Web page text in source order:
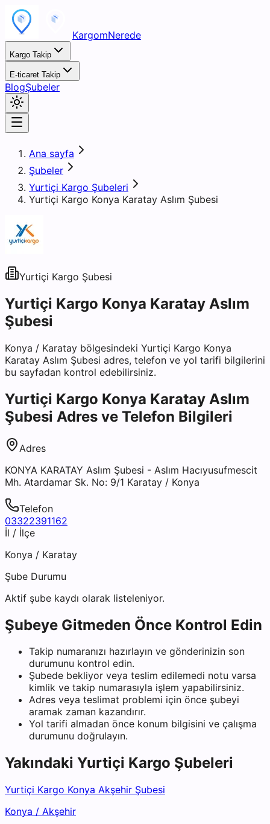
KargomNerede
Kargo Takip
E-ticaret Takip
BlogŞubeler
Ana sayfa
Şubeler
Yurtiçi Kargo Şubeleri
Yurtiçi Kargo Konya Karatay Aslım Şubesi
Yurtiçi Kargo Şubesi
Yurtiçi Kargo Konya Karatay Aslım
Şubesi
Konya / Karatay bölgesindeki Yurtiçi Kargo Konya
Karatay Aslım Şubesi adres, telefon ve yol tarifi bilgilerini
bu sayfadan kontrol edebilirsiniz.
Yurtiçi Kargo Konya Karatay Aslım
Şubesi Adres ve Telefon Bilgileri
Adres
KONYA KARATAY Aslım Şubesi - Aslım Hacıyusufmescit
Mh. Atardamar Sk. No: 9/1 Karatay / Konya
Telefon
03322391162
İl / İlçe
Konya / Karatay
Şube Durumu
Aktif şube kaydı olarak listeleniyor.
Şubeye Gitmeden Önce Kontrol Edin
Takip numaranızı hazırlayın ve gönderinizin son
durumunu kontrol edin.
Şubede bekliyor veya teslim edilemedi notu varsa
kimlik ve takip numarasıyla işlem yapabilirsiniz.
Adres veya teslimat problemi için önce şubeyi
aramak zaman kazandırır.
Yol tarifi almadan önce konum bilgisini ve çalışma
durumunu doğrulayın.
Yakındaki Yurtiçi Kargo Şubeleri
Yurtiçi Kargo Konya Akşehir Şubesi
Konya / Akşehir